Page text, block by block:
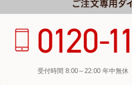
受付時間 8:00～22:00 年中無休